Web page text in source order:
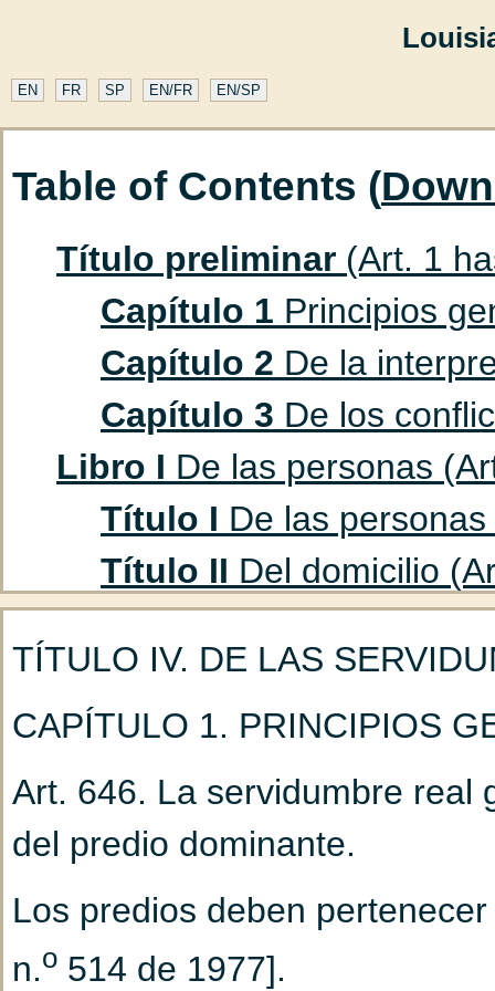
EN FR SP EN/FR EN/SP
Table of Contents (
Título preliminar (Art. 1
Capítulo 1 Principios
Capítulo 2 De la
Capítulo 3 De los
Libro I De las personas
Título I De las
Título II Del domicilio
Título IIIDe los
Capítulo 1De la
(Art. 47 hasta 53)
Capítulo 2De la
hasta 85)
Capítulo 1 Del
TÍTULO IV. DE LAS
CAPÍTULO 1. PRINCIPIOS
Art. 646. La servidumbre real
del predio dominante.
Los predios deben
n.o 514 de 1977].